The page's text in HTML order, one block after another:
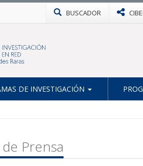
BUSCADOR
DE INVESTIGACIÓN
de Prensa